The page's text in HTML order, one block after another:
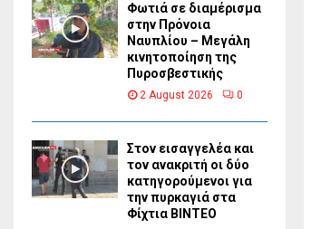
Φωτιά σε διαμέρισμα
στην Πρόνοια
Ναυπλίου – Μεγάλη
κινητοποίηση της
Πυροσβεστικής
2 August 2026 0
Στον εισαγγελέα και
τον ανακριτή οι δύο
κατηγορούμενοι για
την πυρκαγιά στα
Φίχτια ΒΙΝΤΕΟ